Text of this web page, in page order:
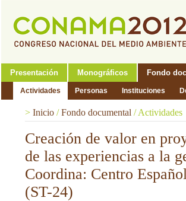
Presentación Monográficos Fondo
Actividades Personas Instituciones
> Inicio /Fondo documental / Actividades
Creación de valor en
de las experiencias a la
Coordina: Centro
(ST-24)